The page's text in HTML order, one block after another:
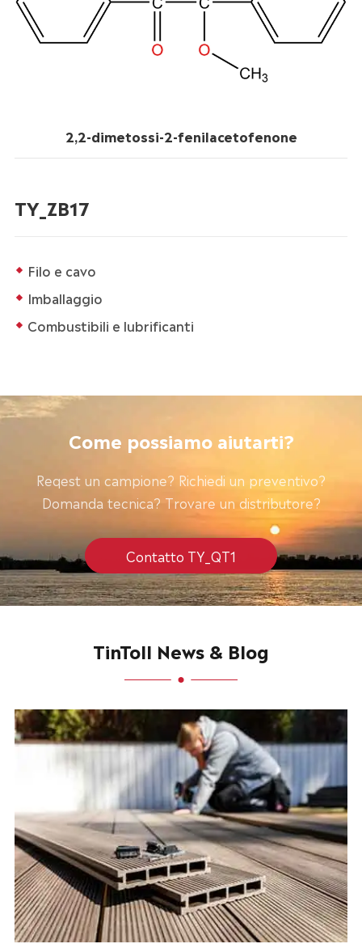
2,2-dimetossi-2-fenilacetofenone
TY_ZB17
Filo e cavo
Imballaggio
Combustibili e lubrificanti
Come possiamo aiutarti?
Reqest un campione? Richiedi un preventivo?
Domanda tecnica? Trovare un distributore?
Contatto TY_QT1
TinToll News & Blog